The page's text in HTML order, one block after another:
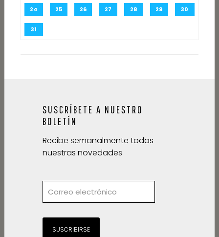
24 25 26 27 28 29 30
31
SUSCRÍBETE A NUESTRO
BOLETÍN
Recibe semanalmente todas
nuestras novedades
SUSCRIBIRSE